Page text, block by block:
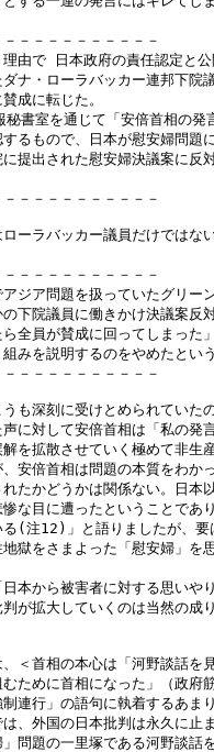
－－－－－－－－
由で 日本政府の責任認定と
ナ・ローラバッカー連邦下院
成に転じた。
書室を通じて「安倍首相の発
るもので、日本が慰安婦問題
提出された慰安婦決議案に反
－－－－－－－－
ラバッカー議員だけではな
－－－－－－－－
ア問題を扱っていたグリー
下院議員に働きかけ決議案反
全員が賛成に回ってしまった
みを説明するのをやめたと
－－－－－－－－
深刻に受けとめられていた
に対して安倍首相は「私の発
を拡散させていく極めて非生
安倍首相は問題の本質をわか
かどうかは関係ない。日本
な目に遭ったということであ
(注12)」と語りましたが、要
獄をさまよった「慰安婦」を
から被害者に対する思いや
が拡大していくのは当然の成
首相の本心は「河野談話を
ために首相になった」（政
連行」の語句に執着するあま
、外国の日本批判は永久に止
題の一里塚である河野談話